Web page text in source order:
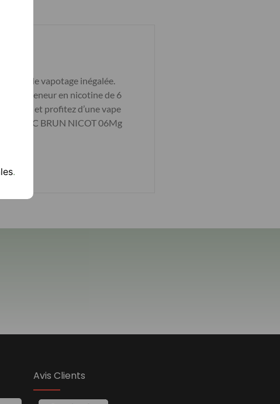
de vapotage inégalée.
une teneur en nicotine de 6
et profitez d’une vape
TABAC BRUN NICOT 06Mg
Avis Clients
.